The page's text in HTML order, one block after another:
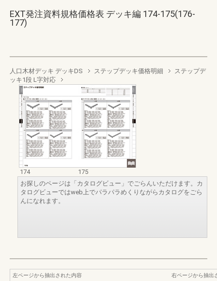
EXT発注資料規格価格表 デッキ編 174-175(176-
177)
人口木材デッキ デッキDS ステップデッキ価格明細
ステップデ
ッキ1段 L字対応
174
175
お探しのページは「カタログビュー」でごらんいただけます。カ
タログビューではweb上でパラパラめくりながらカタログをごら
んになれます。
左ページから抽出された内容
右ページから抽出